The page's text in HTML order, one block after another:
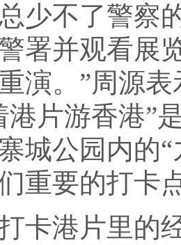
少不了警察
署并观看展
演。”周源
港片游香港”
城公园内的
重要的打卡
港片里的经